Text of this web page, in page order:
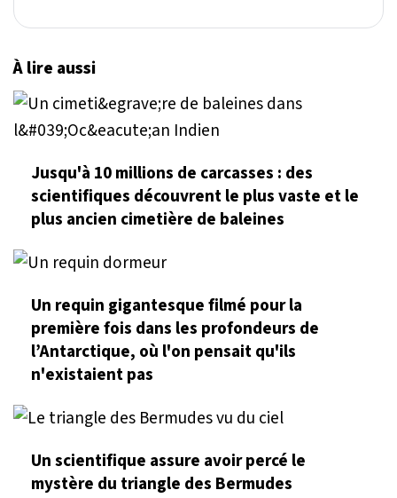
À lire aussi
Jusqu'à 10 millions de carcasses : des
scientifiques découvrent le plus vaste et le
plus ancien cimetière de baleines
Un requin gigantesque filmé pour la
première fois dans les profondeurs de
l’Antarctique, où l'on pensait qu'ils
n'existaient pas
Un scientifique assure avoir percé le
mystère du triangle des Bermudes